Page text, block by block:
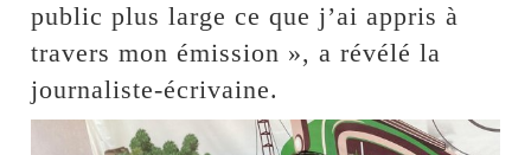
public plus large ce que j’ai appris à
travers mon émission », a révélé la
journaliste-écrivaine.